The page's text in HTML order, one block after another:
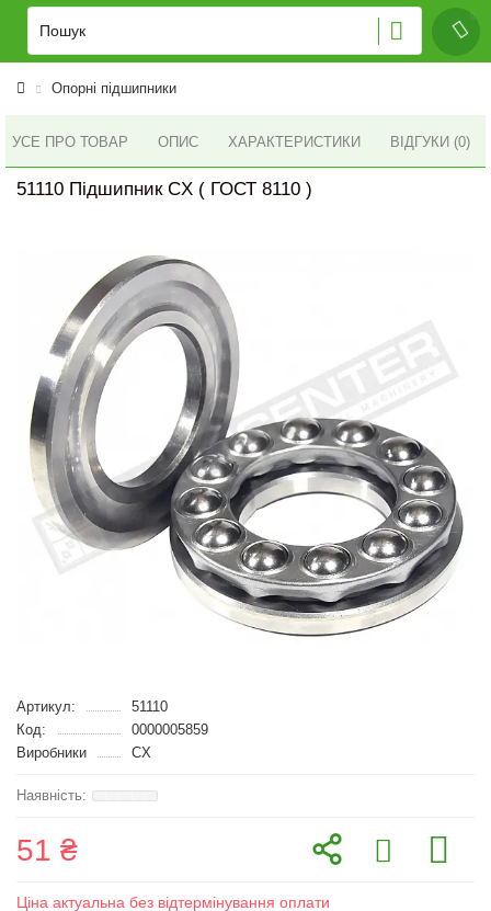
Опорні підшипники
УСЕ ПРО ТОВАР ОПИС ХАРАКТЕРИСТИКИ ВІДГУКИ (0)
51110 Підшипник CX ( ГОСТ 8110 )
Артикул:
51110
Код:
0000005859
Виробники
CX
51 ₴
Ціна актуальна без відтермінування оплати